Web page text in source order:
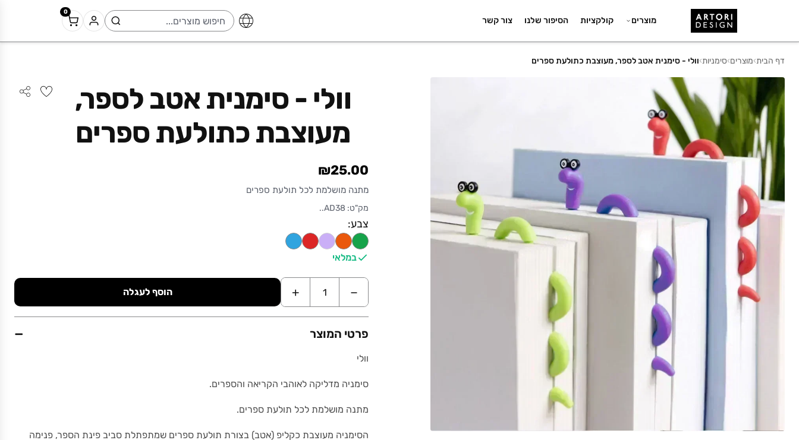
מוצרים קולקציות הסיפור שלנו צור קשר
0
דף הבית›מוצרים›סימניות›וולי - סימנית אטב לספר, מעוצבת כתולעת ספרים
וולי - סימנית אטב לספר,
מעוצבת כתולעת ספרים
₪25.00
מתנה מושלמת לכל תולעת ספרים
מק"ט: AD38..
צבע:
במלאי
−
+ הוסף לעגלה
פרטי המוצר −
וולי
סימניה מדליקה לאוהבי הקריאה והספרים.
מתנה מושלמת לכל תולעת ספרים.
הסימניה מעוצבת כקליפ (אטב) בצורת תולעת ספרים שמתפתלת סביב פינת הספר, פנימה